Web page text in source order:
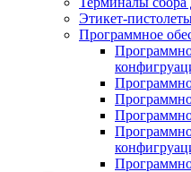
Этикет-
Программное